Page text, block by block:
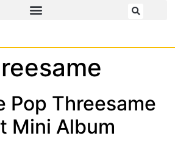
Pop Threesame
Mini Album